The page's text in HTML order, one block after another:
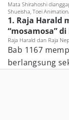
Mata Shirahoshi
Shueisha, Toei
1. Raja Harald
“mosamosa” di
Raja Harald dan Raja
Bab 1167
berlangsung